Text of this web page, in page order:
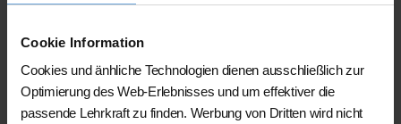
Cookie Information
Cookies und änhliche Technologien dienen ausschließlich zur
Optimierung des Web-Erlebnisses und um effektiver die
passende Lehrkraft zu finden. Werbung von Dritten wird nicht
qualifizierten Lehrer/innen sofort
zur Verfügung stellen.
Jetzt verfügbare Lehrer/innen